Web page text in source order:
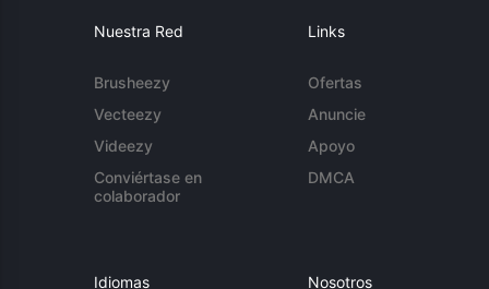
Nuestra Red
Brusheezy
Vecteezy
Videezy
Conviértase en
colaborador
Links
Ofertas
Anuncie
Apoyo
DMCA
Idiomas Nosotros